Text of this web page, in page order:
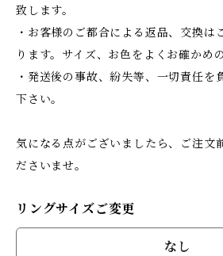
致します。
・お客様のご都合による返品、交換は
ります。サイズ、お色をよくお確かめ
・発送後の事故、紛失等、一切責任を
下さい。
気になる点がございましたら、ご注文
ださいませ。
リングサイズご変更
なし